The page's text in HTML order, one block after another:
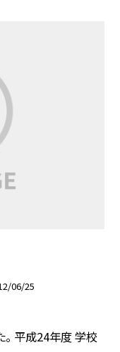
06/25
平成24年度 学校